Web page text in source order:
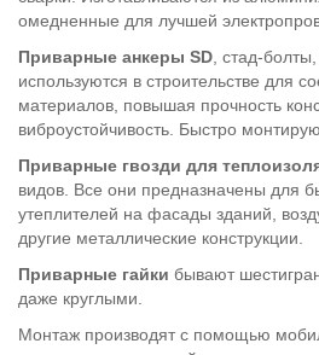
омедненные для лучшей
Приварные анкеры SD , стад-
используются в строительстве для
материалов, повышая прочность
виброустойчивость. Быстро
Приварные гвозди для
видов. Все они предназначены для
утеплителей на фасады зданий,
другие металлические конструкции.
Приварные гайки бывают
даже круглыми.
Монтаж производят с помощью